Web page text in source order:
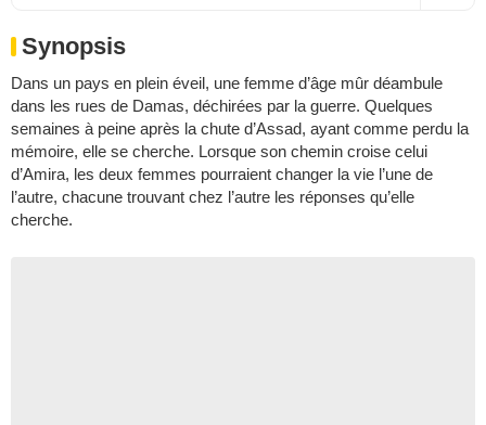
Synopsis
Dans un pays en plein éveil, une femme d’âge mûr déambule
dans les rues de Damas, déchirées par la guerre. Quelques
semaines à peine après la chute d’Assad, ayant comme perdu la
mémoire, elle se cherche. Lorsque son chemin croise celui
d’Amira, les deux femmes pourraient changer la vie l’une de
l’autre, chacune trouvant chez l’autre les réponses qu’elle
cherche.